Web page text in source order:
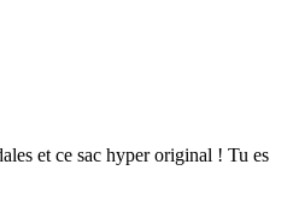
et ce sac hyper original ! Tu es